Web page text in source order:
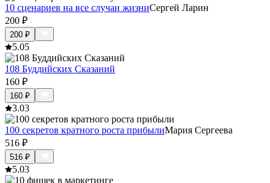
10 сценариев на все случаи жизниСергей Ларин
200 ₽
200 ₽
5.05
108 Буддийских Сказаний
160 ₽
160 ₽
3.03
100 секретов кратного роста прибылиМария Сергеева
516 ₽
516 ₽
5.03